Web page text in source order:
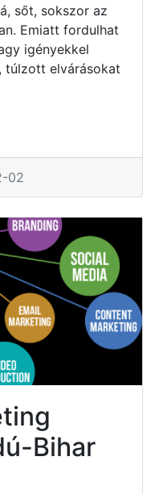
sőt, sokszor az
Emiatt fordulhat
igényekkel
túlzott elvárásokat
02
Bihar